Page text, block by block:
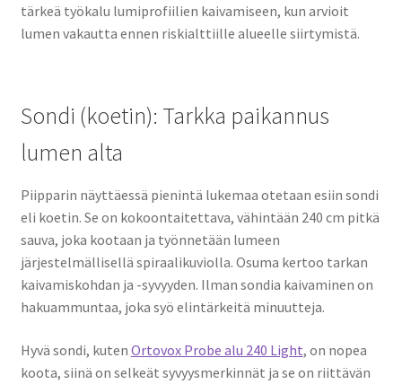
tärkeä työkalu lumiprofiilien kaivamiseen, kun arvioit
lumen vakautta ennen riskialttiille alueelle siirtymistä.
Sondi (koetin): Tarkka paikannus
lumen alta
Piipparin näyttäessä pienintä lukemaa otetaan esiin sondi
eli koetin. Se on kokoontaitettava, vähintään 240 cm pitkä
sauva, joka kootaan ja työnnetään lumeen
järjestelmällisellä spiraalikuviolla. Osuma kertoo tarkan
kaivamiskohdan ja -syvyyden. Ilman sondia kaivaminen on
hakuammuntaa, joka syö elintärkeitä minuutteja.
Hyvä sondi, kuten Ortovox Probe alu 240 Light, on nopea
koota, siinä on selkeät syvyysmerkinnät ja se on riittävän